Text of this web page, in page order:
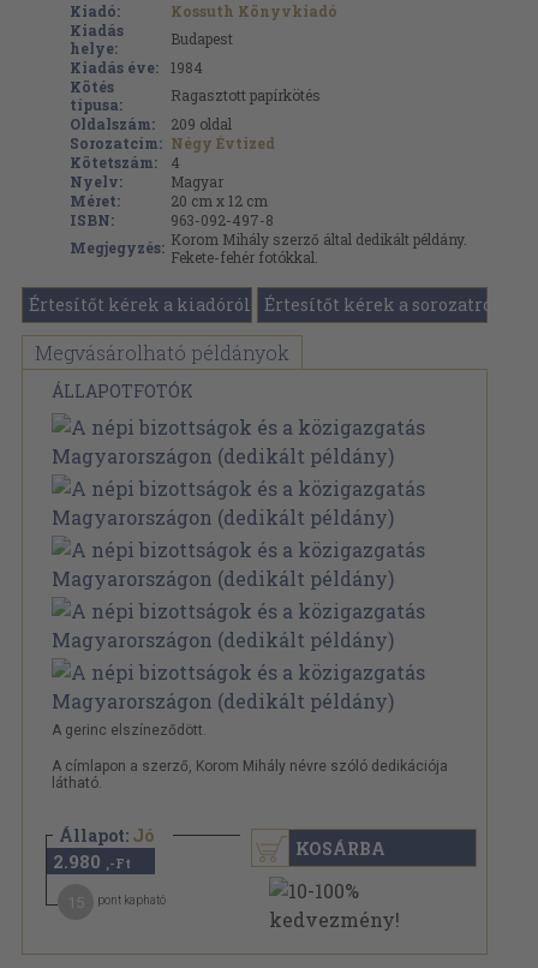
Kiadó:
Kossuth Könyvkiadó
Kiadás
helye:
Budapest
Kiadás éve:
1984
Kötés
típusa:
Ragasztott papírkötés
Oldalszám:
209 oldal
Sorozatcím: Négy Évtized
Kötetszám:
4
Nyelv:
Magyar
Méret:
20 cm x 12 cm
ISBN:
963-092-497-8
Megjegyzés: Korom Mihály szerző által dedikált példány.
Fekete-fehér fotókkal.
Értesítőt kérek a kiadóról Értesítőt kérek a sorozatról
Megvásárolható példányok
ÁLLAPOTFOTÓK
A gerinc elszíneződött.
A címlapon a szerző, Korom Mihály névre szóló dedikációja
látható.
Állapot: Jó
2.980 ,-Ft
pont kapható
KOSÁRBA